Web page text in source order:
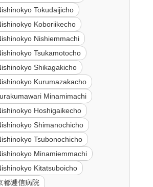
Tokudaijicho
Koboriikecho
Nishiemmachi
Tsukamotocho
Shikagakicho
Kurumazakacho
Minamimachi
Hoshigaikecho
Shimanochicho
Tsubonochicho
Minamiemmachi
Kitatsuboicho
都逓信病院